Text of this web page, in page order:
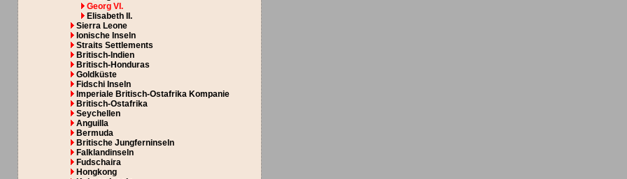
Georg VI.
Elisabeth II.
Sierra Leone
Ionische Inseln
Straits Settlements
Britisch-Indien
Britisch-Honduras
Goldküste
Fidschi Inseln
Imperiale Britisch-Ostafrika Kompanie
Britisch-Ostafrika
Seychellen
Anguilla
Bermuda
Britische Jungferninseln
Falklandinseln
Fudschaira
Hongkong